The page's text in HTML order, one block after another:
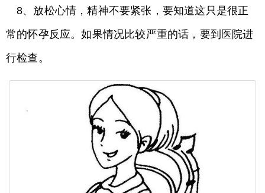
8、放松心情，精神不要紧张，要知道这只是很正
常的怀孕反应。如果情况比较严重的话，要到医院进
行检查。